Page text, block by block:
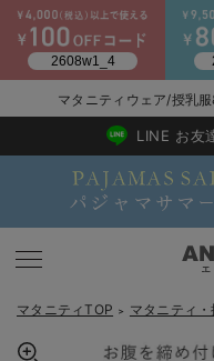
マタニティウェア/授乳
送料495円(一部地域
LINE お
マタニティTOP ＞ マタニティ